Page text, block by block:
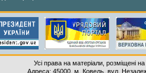
Усі права на матеріали, розміщені
Адреса: 45000, м. Ковель, вул.